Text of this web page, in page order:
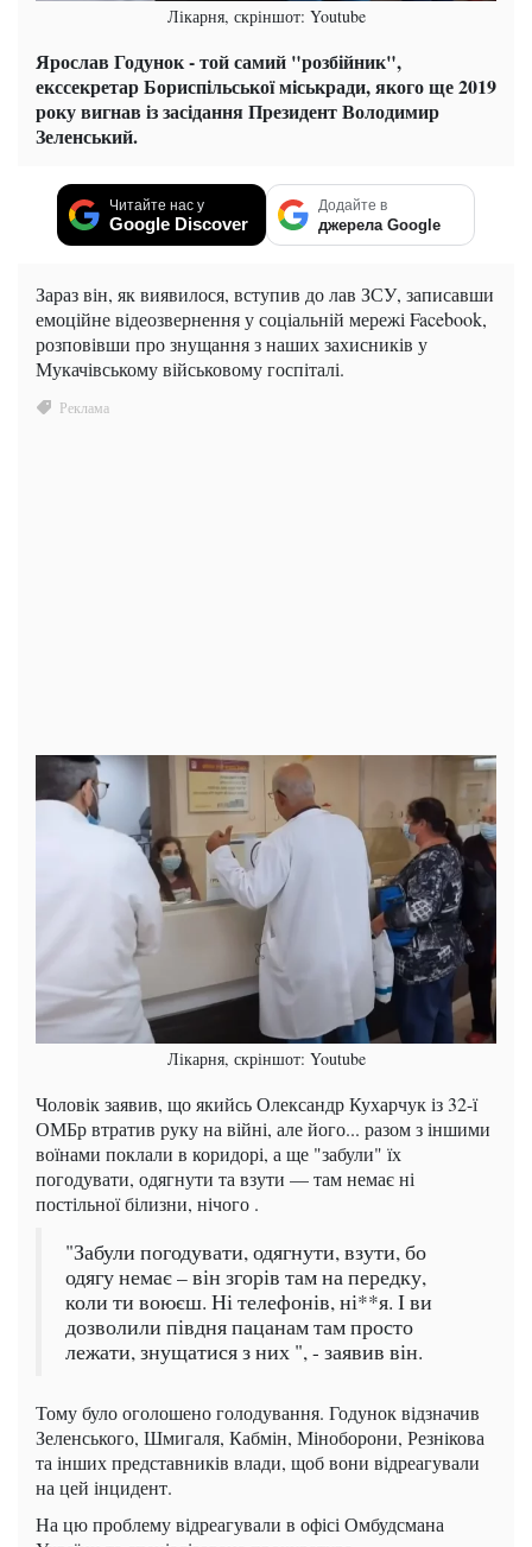
Лікарня, скріншот: Youtube
Ярослав Годунок - той самий "розбійник",
екссекретар Бориспільської міськради, якого ще 2019
року вигнав із засідання Президент Володимир
Зеленський.
Читайте нас у
Google Discover
Додайте в
джерела Google
Зараз він, як виявилося, вступив до лав ЗСУ, записавши
емоційне відеозвернення у соціальній мережі Facebook,
розповівши про знущання з наших захисників у
Мукачівському військовому госпіталі.
Лікарня, скріншот: Youtube
Чоловік заявив, що якийсь Олександр Кухарчук із 32-ї
ОМБр втратив руку на війні, але його... разом з іншими
воїнами поклали в коридорі, а ще "забули" їх
погодувати, одягнути та взути — там немає ні
постільної білизни, нічого .
"Забули погодувати, одягнути, взути, бо
одягу немає – він згорів там на передку,
коли ти воюєш. Ні телефонів, ні**я. І ви
дозволили півдня пацанам там просто
лежати, знущатися з них ", - заявив він.
Тому було оголошено голодування. Годунок відзначив
Зеленського, Шмигаля, Кабмін, Міноборони, Резнікова
та інших представників влади, щоб вони відреагували
на цей інцидент.
На цю проблему відреагували в офісі Омбудсмана